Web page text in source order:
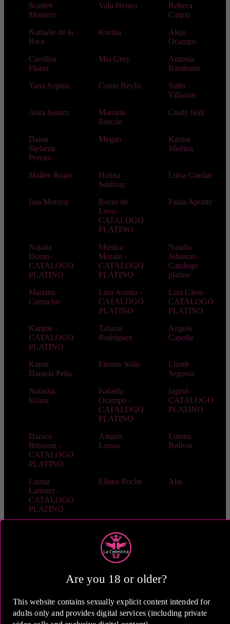
Are you 18 or older?
This website contains sexually explicit content intended for
adults only and provides digital services (including private
Scarlett
Montero
Valu Henao
Rebeca
Carpio
Nathalie de la
Riva
Korina
Aleja
Ocampo
Carolina
Flores
Mia Grey
Antonia
Barahona
Yana Sophia
Conni Beylis
Sulin
Villazon
Aura Suarez
Mariana
Rincón
Cindy Hall
Daian
Stefania
Pereira
Megan
Karina
Medina
Mailen Rojas
Hanna
Saldivar
Luisa Cuellar
Issa Monroy
Rocio de
Leon-
CATALOGO
PLATINO
Paula Aponte
Natalia
Duran-
CATALOGO
PLATINO
Monica
Morato -
CATALOGO
PLATINO
Natalia
Johnson-
Catalogo
platino
Mariana
Camacho
Lina Acosta -
CATALOGO
PLATINO
Laia Glow-
CATALOGO
PLATINO
Karime -
CATALOGO
PLATINO
Tatiana
Rodríguez
Angela
Capella
Karen
Daniela Peña
Eimmy Solis
Lizeth
Segovia
Natasha
Evans
Isabella
Ocampo -
CATALOGO
PLATINO
Ingrid-
CATALOGO
PLATINO
Danica
Bronson -
CATALOGO
PLATINO
Amaris
Lussac
Lorena
Bolivar
Lunna
Lanister -
CATALOGO
PLATINO
Eliana Roche Alai
Camila
Torres
Victoria
Milagros
Palacios
Milena Torres
Carol
Montana